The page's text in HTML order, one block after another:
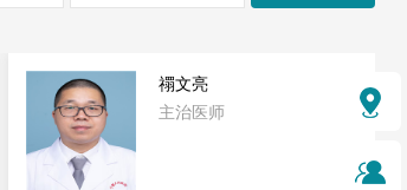
禤文亮
主治医师